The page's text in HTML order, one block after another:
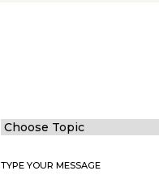
Choose Topic(Обязательно)
Type your message